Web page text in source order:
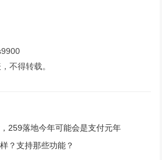
不得转载。
259落地今年可能会是支付元年
？支持那些功能？